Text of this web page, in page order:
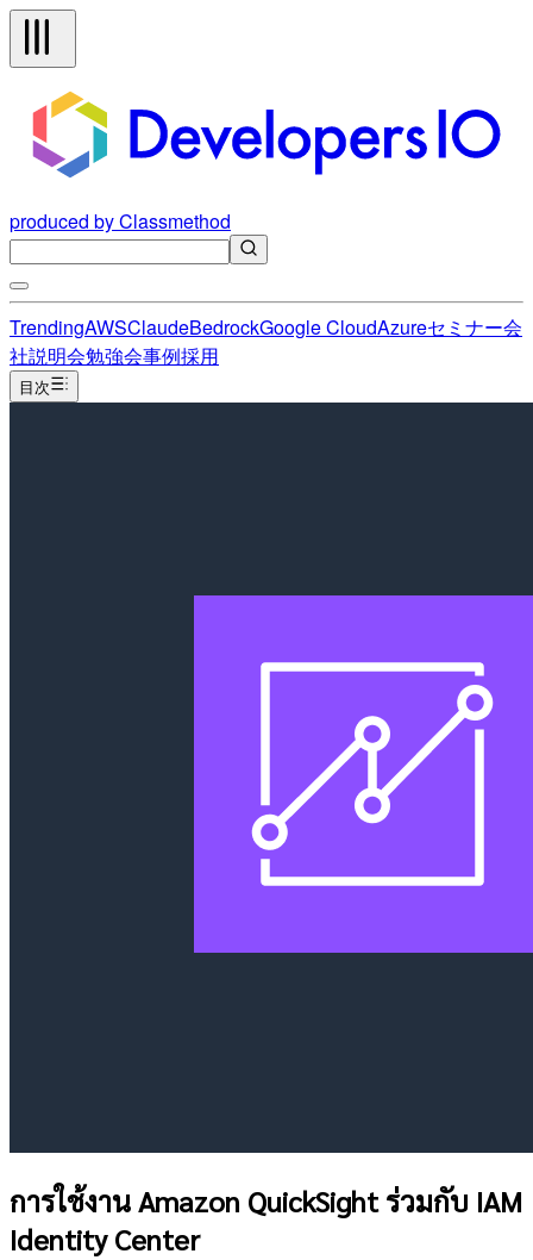
produced by Classmethod
TrendingAWSClaudeBedrockGoogle CloudAzureセミナー会
社説明会勉強会事例採用
目次
การใช้งาน Amazon QuickSight ร่วมกับ IAM
Identity Center